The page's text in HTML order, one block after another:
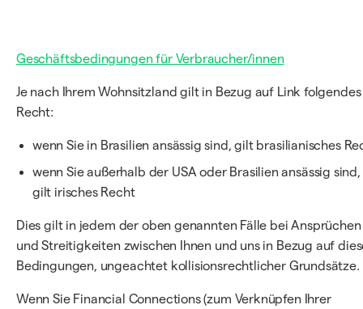
Geschäftsbedingungen für Verbraucher/innen
Je nach Ihrem Wohnsitzland gilt in Bezug auf Link folgendes
Recht:
wenn Sie in Brasilien ansässig sind, gilt brasilianisches
wenn Sie außerhalb der USA oder Brasilien ansässig sind,
gilt irisches Recht
Dies gilt in jedem der oben genannten Fälle bei Ansprüchen
und Streitigkeiten zwischen Ihnen und uns in Bezug auf
Bedingungen, ungeachtet kollisionsrechtlicher Grundsätze.
Wenn Sie Financial Connections (zum Verknüpfen Ihrer